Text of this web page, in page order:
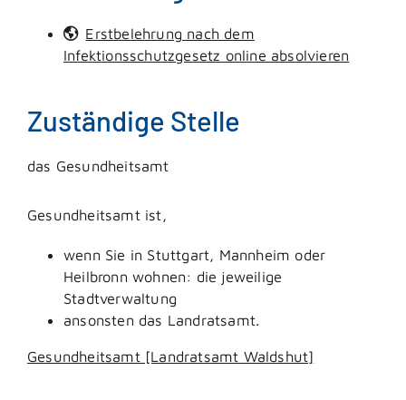
Erstbelehrung nach dem
Infektionsschutzgesetz online absolvieren
Zuständige Stelle
das Gesundheitsamt
Gesundheitsamt ist,
wenn Sie in Stuttgart, Mannheim oder
Heilbronn wohnen: die jeweilige
Stadtverwaltung
ansonsten das Landratsamt.
Gesundheitsamt [Landratsamt Waldshut]